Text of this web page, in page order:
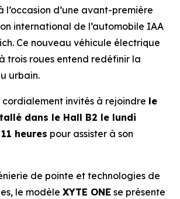
l’occasion d’une avant-première
international de l’automobile IAA
Ce nouveau véhicule électrique
trois roues entend redéfinir la
urbain.
cordialement invités à rejoindre le
dans le Hall B2 le lundi
heures pour assister à son
de pointe et technologies de
le modèle XYTE ONE se présente